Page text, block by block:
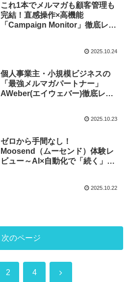
これ1本でメルマガも顧客管理も
完結！直感操作×高機能
「Campaign Monitor」徹底レビ
2025.10.24
個人事業主・小規模ビジネスの
「最強メルマガパートナー」
AWeber(エイウェバー)徹底レビ
2025.10.23
ゼロから手間なし！
Moosend（ムーセンド）体験レ
ビュー～AI×自動化で「続く」メ
2025.10.22
次のページ
2 4 次